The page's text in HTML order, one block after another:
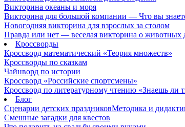
Викторина океаны и моря
Викторина для большой компании — Что вы
Новогодняя викторина для взрослых за столом
Правда или нет — веселая викторина о животных
Кроссворды
Кроссворд математический «Теория множеств»
Кроссворды по сказкам
Чайнворд по истории
Кроссворд «Российские спортсмены»
Кроссворд по литературному чтению «Знаешь ли
Блог
Сценарии детских праздниковМетодика и
Смешные загадки для квестов